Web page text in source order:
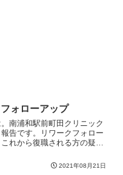
ォローアップ
。南浦和駅前町田クリニック
告です。リワークフォロー
れから復職される方の疑問
したり、復職された方が現在
ションを確認したり、みんな
2021年08月21日